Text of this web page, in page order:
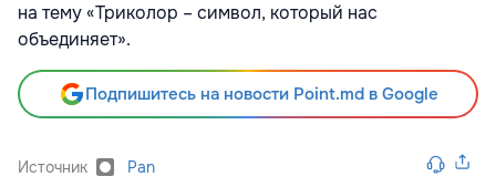
на тему «Триколор – символ, который нас
объединяет».
Подпишитесь на новости Point.md в Google
Источник Pan